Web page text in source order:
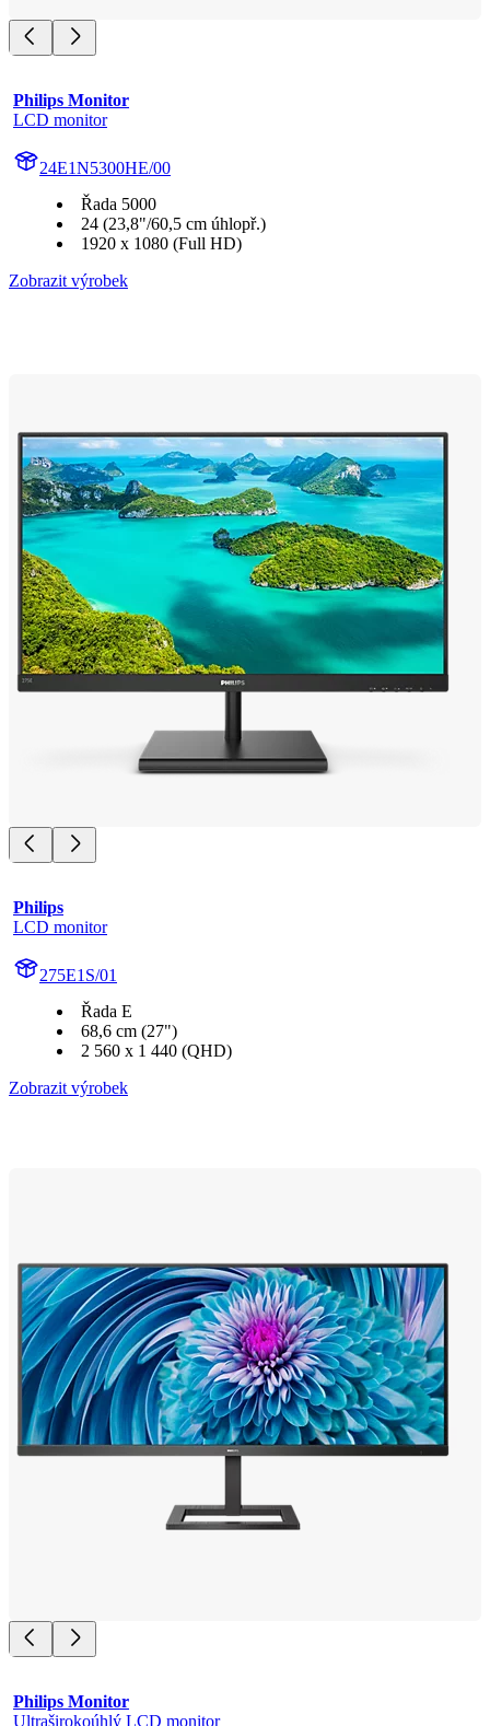
Philips Monitor
LCD monitor
24E1N5300HE/00
Řada 5000
24 (23,8"/60,5 cm úhlopř.)
1920 x 1080 (Full HD)
Zobrazit výrobek
Philips
LCD monitor
275E1S/01
Řada E
68,6 cm (27")
2 560 x 1 440 (QHD)
Zobrazit výrobek
Philips Monitor
Ultraširokoúhlý LCD monitor